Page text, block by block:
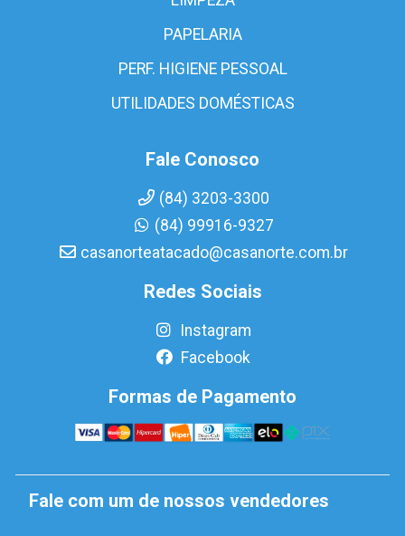
PAPELARIA
PERF. HIGIENE PESSOAL
UTILIDADES DOMÉSTICAS
Fale Conosco
(84) 3203-3300
(84) 99916-9327
casanorteatacado@casanorte.com.br
Redes Sociais
Instagram
Facebook
Formas de Pagamento
Fale com um de nossos vendedores